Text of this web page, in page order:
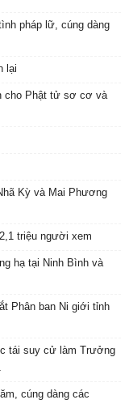
pháp lữ, cúng dàng
lại
cho Phật tử sơ cơ và
Kỳ và Mai Phương
triệu người xem
hạ tại Ninh Bình và
Phân ban Ni giới tỉnh
tái suy cử làm Trưởng
cúng dàng các